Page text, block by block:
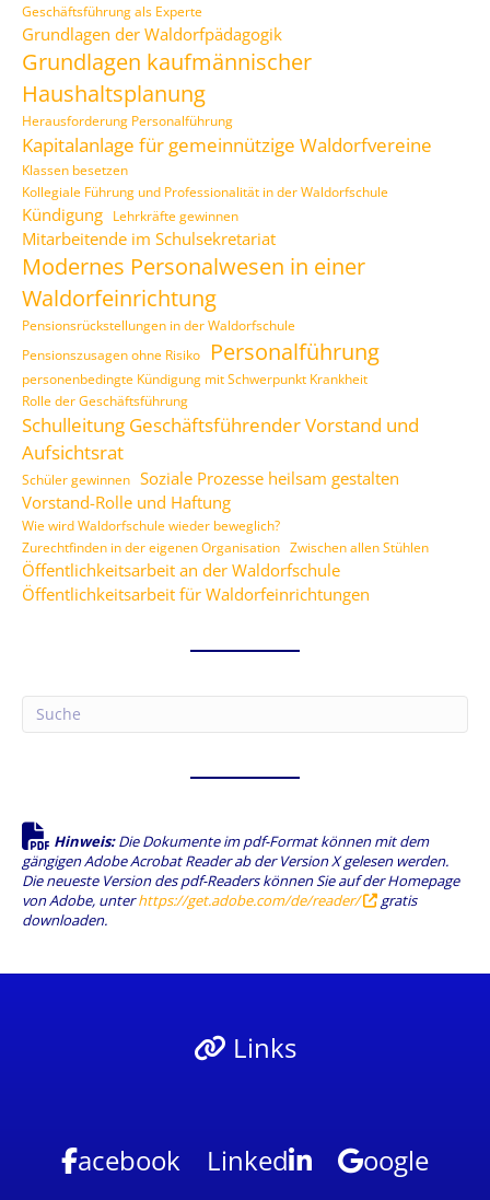
Geschäftsführung als Experte
Grundlagen der Waldorfpädagogik
Grundlagen kaufmännischer
Haushaltsplanung
Herausforderung Personalführung
Kapitalanlage für gemeinnützige Waldorfvereine
Klassen besetzen
Kollegiale Führung und Professionalität in der Waldorfschule
Kündigung Lehrkräfte gewinnen
Mitarbeitende im Schulsekretariat
Modernes Personalwesen in einer
Waldorfeinrichtung
Pensionsrückstellungen in der Waldorfschule
Pensionszusagen ohne Risiko
Personalführung
personenbedingte Kündigung mit Schwerpunkt Krankheit
Rolle der Geschäftsführung
Schulleitung Geschäftsführender Vorstand und
Aufsichtsrat
Schüler gewinnen Soziale Prozesse heilsam gestalten
Vorstand-Rolle und Haftung
Wie wird Waldorfschule wieder beweglich?
Zurechtfinden in der eigenen Organisation Zwischen allen Stühlen
Öffentlichkeitsarbeit an der Waldorfschule
Öffentlichkeitsarbeit für Waldorfeinrichtungen
Hinweis:Die Dokumente im pdf-Format können mit dem
gängigen Adobe Acrobat Reader ab der Version X gelesen werden.
Die neueste Version des pdf-Readers können Sie auf der Homepage
von Adobe, unterhttps://get.adobe.com/de/reader/
gratis
downloaden.
Links
acebook Linked oogle